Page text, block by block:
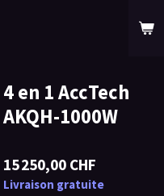
4 en 1 AccTech
AKQH-1000W
15 250,00 CHF
Livraison gratuite